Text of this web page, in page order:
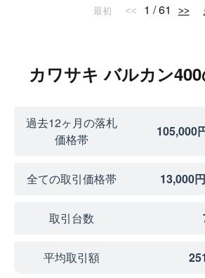
最初 << 1 / 61 >>
カワサキ バルカン
過去12ヶ月の落札
価格帯
105,000
全ての取引価格帯 13,000
取引台数
平均取引額